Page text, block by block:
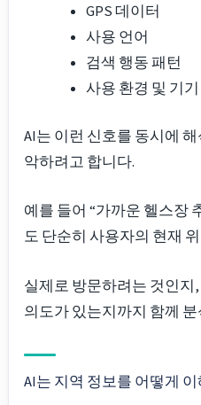
GPS 데이터
사용 언어
검색 행동 패턴
사용 환경 및 기
AI는 이런 신호를 동시에
악하려고 합니다.
예를 들어 “가까운 헬스장
도 단순히 사용자의 현재
실제로 방문하려는 것인지
의도가 있는지까지 함께
AI는 지역 정보를 어떻게